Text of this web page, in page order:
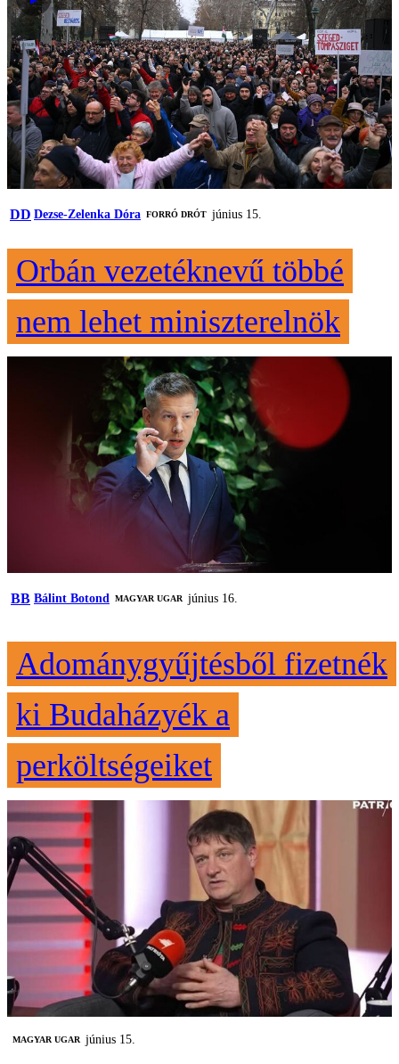
DD Dezse-Zelenka Dóra FORRÓ DRÓT június 15.
Orbán vezetéknevű többé
nem lehet miniszterelnök
BB Bálint Botond MAGYAR UGAR június 16.
Adománygyűjtésből fizetnék
ki Budaházyék a
perköltségeiket
MAGYAR UGAR június 15.